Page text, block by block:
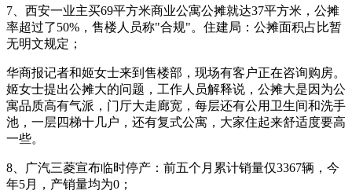
7、西安一业主买69平方米商业公寓公摊就达37平方米，公摊
率超过了50%，售楼人员称"合规"。住建局：公摊面积占比暂
无明文规定；
华商报记者和姬女士来到售楼部，现场有客户正在咨询购房。
姬女士提出公摊大的问题，工作人员解释说，公摊大是因为公
寓品质高有气派，门厅大走廊宽，每层还有公用卫生间和洗手
池，一层四梯十几户，还有复式公寓，大家住起来舒适度要高
一些。
8、广汽三菱宣布临时停产：前五个月累计销量仅3367辆，今
年5月，产销量均为0；